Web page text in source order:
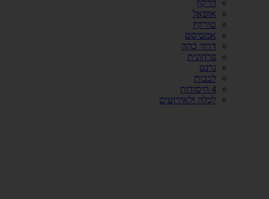
זירקון
אופאל
טורקיז
אמטיסט
דרוזי כהה
פרחונית
גרנט
לבבות
4 היסודות
לכלה ולאירועים